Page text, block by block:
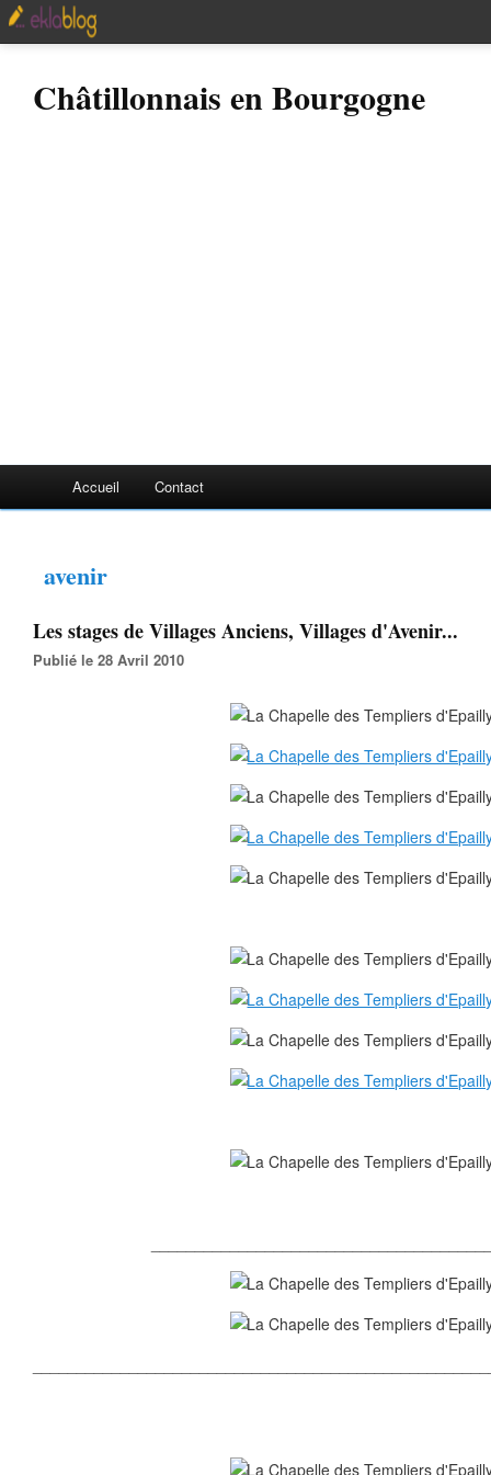
Châtillonnais en Bourgogne
Accueil Contact
avenir
Les stages de Villages Anciens, Villages d'Avenir...
Publié le 28 Avril 2010